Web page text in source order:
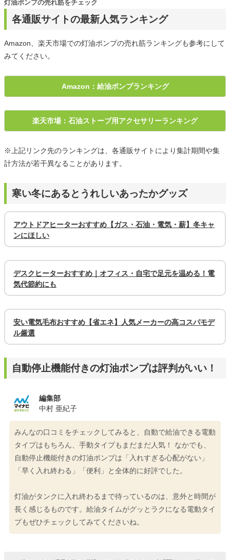
各通販サイトの最新人気ランキング
灯油ポンプの売れ筋をチェック
Amazon、楽天市場での灯油ポンプの売れ筋ランキングも参考にして
みてください。
Amazon：給油ポンプランキング
楽天市場：石油ストーブ用アクセサリーランキング
※上記リンク先のランキングは、各通販サイトにより集計期間や集
計方法が若干異なることがあります。
寒い冬にあるとうれしいあったかグッズ
アウトドアヒーターおすすめ【ガス・石油・電気・薪】冬キャ
ンにほしい
デスクヒーターおすすめ｜オフィス・自宅で足元を温める！電
気代節約にも
安い電気毛布おすすめ【省エネ】人気メーカーの高コスパモデ
ル厳選
自動停止機能付きの灯油ポンプは評判がいい！
編集部
中村 亜紀子
みんなの口コミをチェックしてみると、自動で給油できる電動
タイプはもちろん、手動タイプもまだまだ人気！ なかでも、
自動停止機能付きの灯油ポンプは「入れすぎる心配がない」
「早く入れ終わる」「便利」と全体的に好評でした。
灯油がタンクに入れ終わるまで待っているのは、意外と時間が
長く感じるものです。給油タイムがグッとラクになる電動タイ
プもぜひチェックしてみてくださいね。